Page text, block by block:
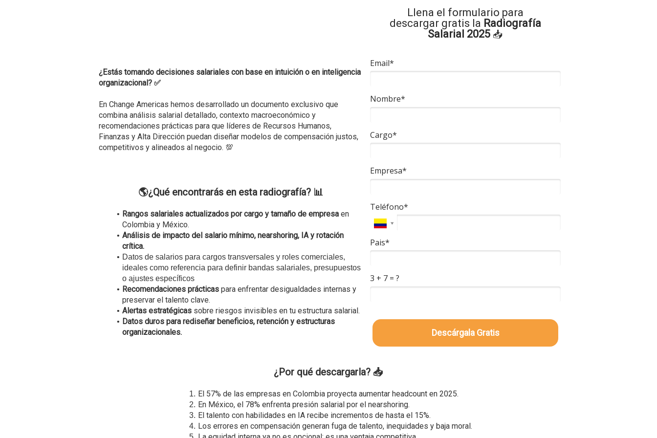
¿Estás tomando decisiones salariales con base en intuición o en inteligencia
organizacional? ✅​
En Change Americas hemos desarrollado un documento exclusivo que
combina análisis salarial detallado, contexto macroeconómico y
recomendaciones prácticas para que líderes de Recursos Humanos,
Finanzas y Alta Dirección puedan diseñar modelos de compensación justos,
competitivos y alineados al negocio. 💯​
🌎​¿Qué encontrarás en esta radiografía? 📊
Rangos salariales actualizados por cargo y tamaño de empresaen
Colombia y México.
Análisis de impacto del salario mínimo, nearshoring, IA y rotación
crítica.
Datos de salarios para cargos transversales y roles comerciales,
ideales como referencia para definir bandas salariales, presupuestos
o ajustes específicos
Recomendaciones prácticaspara enfrentar desigualdades internas y
preservar el talento clave.
Alertas estratégicassobre riesgos invisibles en tu estructura salarial.
Datos duros para rediseñar beneficios, retención y estructuras
organizacionales.
Llena el formulario para
descargar gratis la Radiografía
Salarial 2025 📥
Email*
Nombre*
Cargo*
Empresa*
Teléfono*
Pais*
3 + 7 = ?
Descárgala Gratis
¿Por qué descargarla? 📥​
El 57% de las empresas en Colombia proyecta aumentar headcount en 2025.
En México, el 78% enfrenta presión salarial por el nearshoring.
El talento con habilidades en IA recibe incrementos de hasta el 15%.
Los errores en compensación generan fuga de talento, inequidades y baja moral.